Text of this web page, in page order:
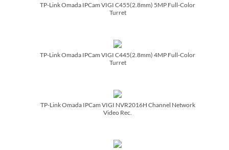
TP-Link Omada IPCam VIGI C455(2.8mm) 5MP Full-Color
Turret
TP-Link Omada IPCam VIGI C445(2.8mm) 4MP Full-Color
Turret
TP-Link Omada IPCam VIGI NVR2016H Channel Network
Video Rec.